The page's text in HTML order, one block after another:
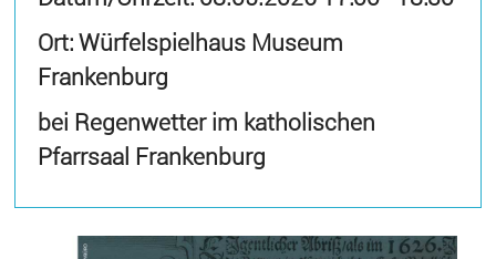
Ort: Würfelspielhaus Museum
Frankenburg
bei Regenwetter im katholischen
Pfarrsaal Frankenburg